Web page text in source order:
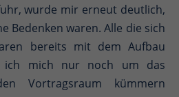
wurde mir erneut deutlich,
Bedenken waren. Alle die sich
bereits mit dem Aufbau
ich mich nur noch um das
Vortragsraum kümmern